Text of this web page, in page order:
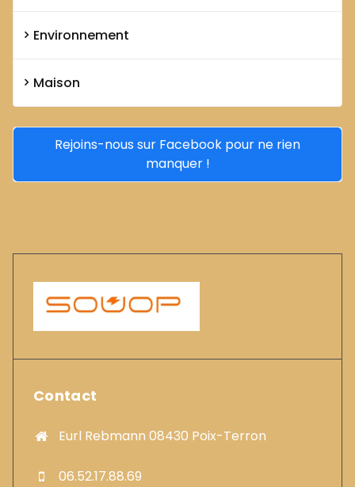
Environnement
Maison
Rejoins-nous sur Facebook pour ne rien
manquer !
Contact
Eurl Rebmann 08430 Poix-Terron
06.52.17.88.69